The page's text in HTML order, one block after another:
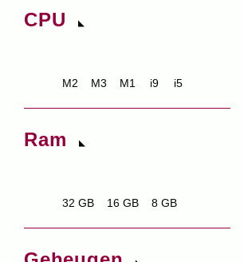
CPU
M2 M3 M1 i9 i5
Ram
32 GB 16 GB 8 GB